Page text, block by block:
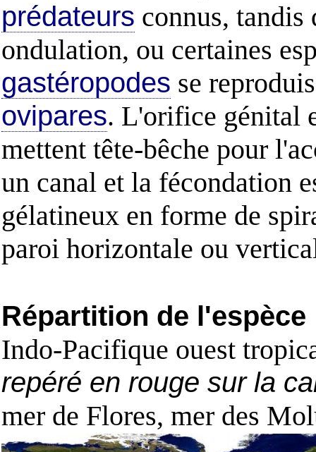
prédateurs connus, tandis
ondulation, ou certaines
gastéropodes se
ovipares. L'orifice génital
mettent tête-bêche pour
un canal et la fécondation
gélatineux en forme de
paroi horizontale ou
Répartition de l'espèce
Indo-Pacifique ouest
repéré en rouge sur la
mer de Flores, mer des